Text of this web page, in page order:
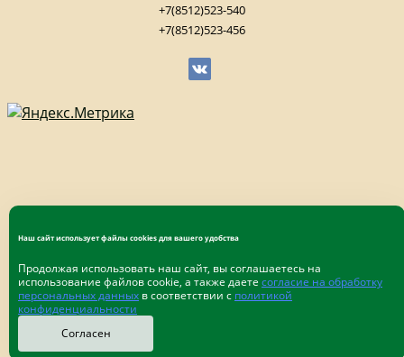
+7(8512)523-540
+7(8512)523-456
Наш сайт использует файлы cookies для вашего удобства
Продолжая использовать наш сайт, вы соглашаетесь на
использование файлов cookie, а также даете согласие на обработку
персональных данных в соответствии с политикой
конфиденциальности
Согласен